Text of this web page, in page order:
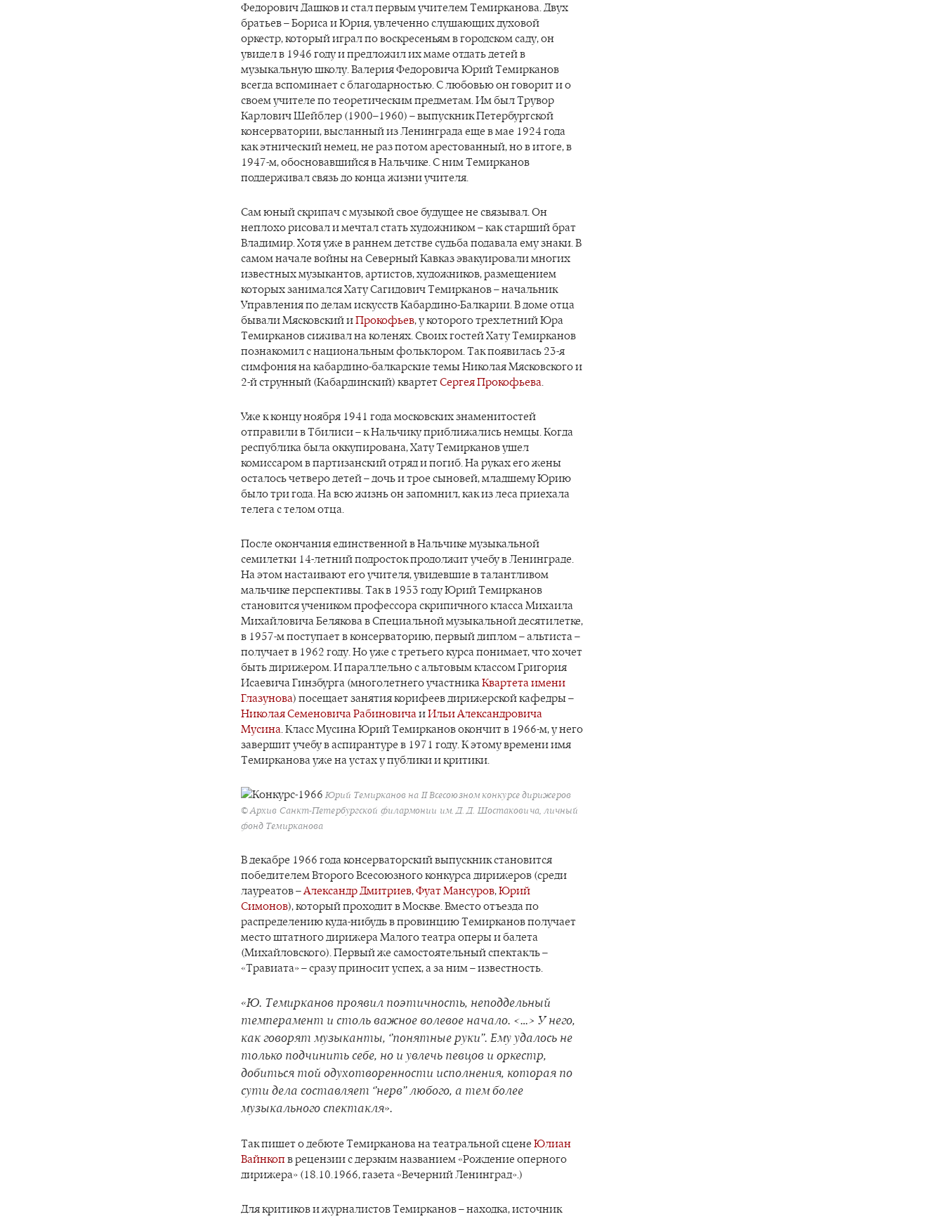
Федорович Дашков и стал первым учителем Темирканова. Двух
братьев – Бориса и Юрия, увлеченно слушающих духовой
оркестр, который играл по воскресеньям в городском саду, он
увидел в 1946 году и предложил их маме отдать детей в
музыкальную школу. Валерия Федоровича Юрий Темирканов
всегда вспоминает с благодарностью. С любовью он говорит и о
своем учителе по теоретическим предметам. Им был Трувор
Карлович Шейблер (1900–1960) – выпускник Петербургской
консерватории, высланный из Ленинграда еще в мае 1924 года
как этнический немец, не раз потом арестованный, но в итоге, в
1947-м, обосновавшийся в Нальчике. С ним Темирканов
поддерживал связь до конца жизни учителя.
Сам юный скрипач с музыкой свое будущее не связывал. Он
неплохо рисовал и мечтал стать художником – как старший брат
Владимир. Хотя уже в раннем детстве судьба подавала ему знаки. В
самом начале войны на Северный Кавказ эвакуировали многих
известных музыкантов, артистов, художников, размещением
которых занимался Хату Сагидович Темирканов – начальник
Управления по делам искусств Кабардино-Балкарии. В доме отца
бывали Мясковский иПрокофьев, у которого трехлетний Юра
Темирканов сиживал на коленях. Своих гостей Хату Темирканов
познакомил с национальным фольклором. Так появилась 23-я
симфония на кабардино-балкарские темы Николая Мясковского и
2-й струнный (Кабардинский) квартетСергея Прокофьева.
Уже к концу ноября 1941 года московских знаменитостей
отправили в Тбилиси – к Нальчику приближались немцы. Когда
республика была оккупирована, Хату Темирканов ушел
комиссаром в партизанский отряд и погиб. На руках его жены
осталось четверо детей – дочь и трое сыновей, младшему Юрию
было три года. На всю жизнь он запомнил, как из леса приехала
телега с телом отца.
После окончания единственной в Нальчике музыкальной
семилетки 14-летний подросток продолжит учебу в Ленинграде.
На этом настаивают его учителя, увидевшие в талантливом
мальчике перспективы. Так в 1953 году Юрий Темирканов
становится учеником профессора скрипичного класса Михаила
Михайловича Белякова в Специальной музыкальной десятилетке,
в 1957-м поступает в консерваторию, первый диплом – альтиста –
получает в 1962 году. Но уже с третьего курса понимает, что хочет
быть дирижером. И параллельно с альтовым классом Григория
Исаевича Гинзбурга (многолетнего участникаКвартета имени
Глазунова) посещает занятия корифеев дирижерской кафедры –
Николая Семеновича РабиновичаиИльи Александровича
Мусина. Класс Мусина Юрий Темирканов окончит в 1966-м, у него
завершит учебу в аспирантуре в 1971 году. К этому времени имя
Темирканова уже на устах у публики и критики.
Юрий Темирканов на II Всесоюзном конкурсе дирижеров
© Архив Санкт-Петербургской филармонии им. Д. Д. Шостаковича, личный
фонд Темирканова
В декабре 1966 года консерваторский выпускник становится
победителем Второго Всесоюзного конкурса дирижеров (среди
лауреатов –Александр Дмитриев,Фуат Мансуров,Юрий
Симонов), который проходит в Москве. Вместо отъезда по
распределению куда-нибудь в провинцию Темирканов получает
место штатного дирижера Малого театра оперы и балета
(Михайловского). Первый же самостоятельный спектакль –
«Травиата» – сразу приносит успех, а за ним – известность.
«Ю. Темирканов проявил поэтичность, неподдельный
темперамент и столь важное волевое начало. <…> У него,
как говорят музыканты, ‘’понятные руки’’. Ему удалось не
только подчинить себе, но и увлечь певцов и оркестр,
добиться той одухотворенности исполнения, которая по
сути дела составляет ‘’нерв’’ любого, а тем более
музыкального спектакля».
Так пишет о дебюте Темирканова на театральной сцене Юлиан
Вайнкоп в рецензии с дерзким названием «Рождение оперного
дирижера» (18.10.1966, газета «Вечерний Ленинград».)
Для критиков и журналистов Темирканов – находка, источник